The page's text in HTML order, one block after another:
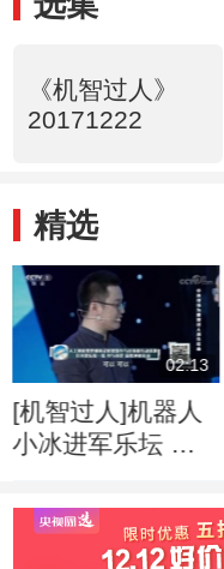
《机智过人》
20171222
精选
02:13
[机智过人]机器人
小冰进军乐坛 两